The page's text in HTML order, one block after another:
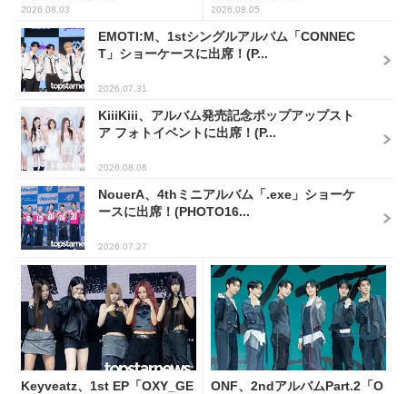
2026.08.03 2026.08.05
EMOTI:M、1stシングルアルバム「CONNEC
T」ショーケースに出席！(P...
2026.07.31
KiiiKiii、アルバム発売記念ポップアップスト
ア フォトイベントに出席！(P...
2026.08.06
NouerA、4thミニアルバム「.exe」ショーケ
ースに出席！(PHOTO16...
2026.07.27
Keyveatz、1st EP「OXY_GE
ONF、2ndアルバムPart.2「O